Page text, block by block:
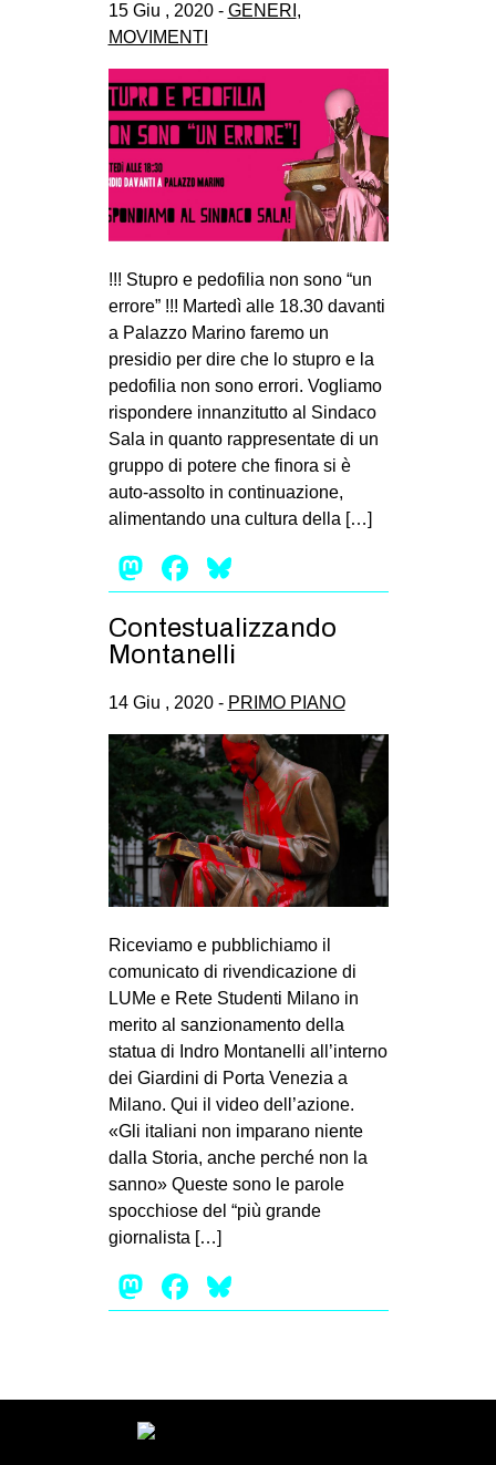
15 Giu , 2020 - GENERI ,
MOVIMENTI
!!! Stupro e pedofilia non sono “un
errore” !!! Martedì alle 18.30 davanti
a Palazzo Marino faremo un
presidio per dire che lo stupro e la
pedofilia non sono errori. Vogliamo
rispondere innanzitutto al Sindaco
Sala in quanto rappresentate di un
gruppo di potere che finora si è
auto-assolto in continuazione,
alimentando una cultura della […]
Mastodon
Facebook
Contestualizzando
Montanelli
14 Giu , 2020 - PRIMO PIANO
Riceviamo e pubblichiamo il
comunicato di rivendicazione di
LUMe e Rete Studenti Milano in
merito al sanzionamento della
statua di Indro Montanelli all’interno
dei Giardini di Porta Venezia a
Milano. Qui il video dell’azione.
«Gli italiani non imparano niente
dalla Storia, anche perché non la
sanno» Queste sono le parole
spocchiose del “più grande
giornalista […]
Mastodon
Facebook